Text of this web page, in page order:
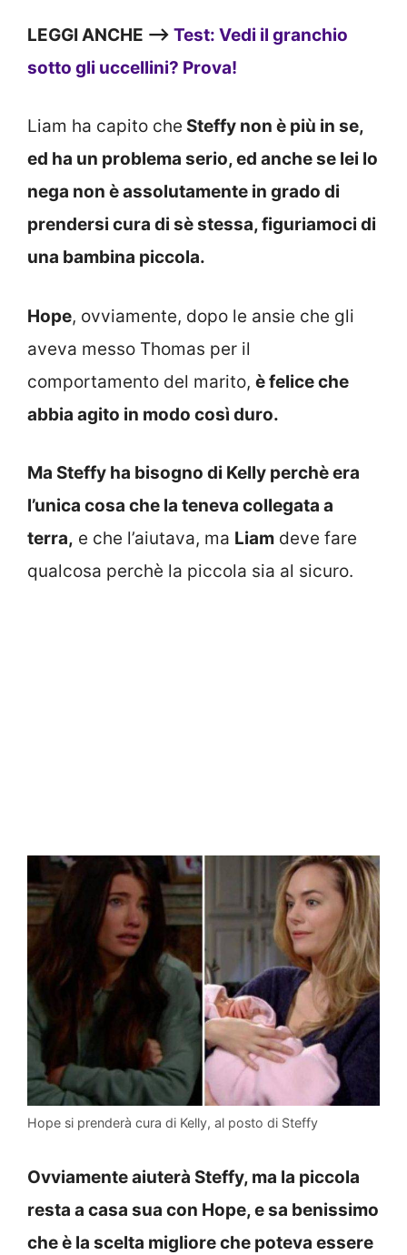
LEGGI ANCHE —> Test: Vedi il granchio
sotto gli uccellini? Prova!
Liam ha capito che Steffy non è più in se,
ed ha un problema serio, ed anche se lei lo
nega non è assolutamente in grado di
prendersi cura di sè stessa, figuriamoci di
una bambina piccola.
Hope, ovviamente, dopo le ansie che gli
aveva messo Thomas per il
comportamento del marito, è felice che
abbia agito in modo così duro.
Ma Steffy ha bisogno di Kelly perchè era
l’unica cosa che la teneva collegata a
terra, e che l’aiutava, ma Liam deve fare
qualcosa perchè la piccola sia al sicuro.
Hope si prenderà cura di Kelly, al posto di Steffy
Ovviamente aiuterà Steffy, ma la piccola
resta a casa sua con Hope, e sa benissimo
che è la scelta migliore che poteva essere